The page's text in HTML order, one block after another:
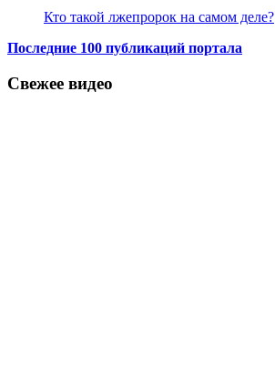
Кто такой лжепророк на самом деле?
Последние 100 публикаций портала
Свежее видео